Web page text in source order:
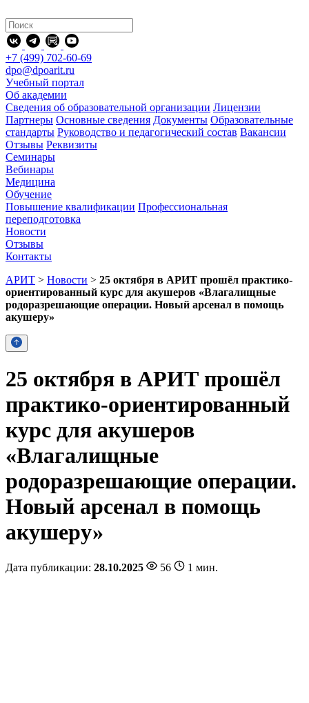
+7 (499) 702-60-69
dpo@dpoarit.ru
Учебный портал
Об академии
Сведения об образовательной организации Лицензии
Партнеры Основные сведения Документы Образовательные
стандарты Руководство и педагогический состав Вакансии
Отзывы Реквизиты
Семинары
Вебинары
Медицина
Обучение
Повышение квалификации Профессиональная
переподготовка
Новости
Отзывы
Контакты
АРИТ > Новости > 25 октября в АРИТ прошёл практико-
ориентированный курс для акушеров «Влагалищные
родоразрешающие операции. Новый арсенал в помощь
акушеру»
25 октября в АРИТ прошёл
практико-ориентированный
курс для акушеров
«Влагалищные
родоразрешающие операции.
Новый арсенал в помощь
акушеру»
Дата публикации: 28.10.2025 56 1 мин.